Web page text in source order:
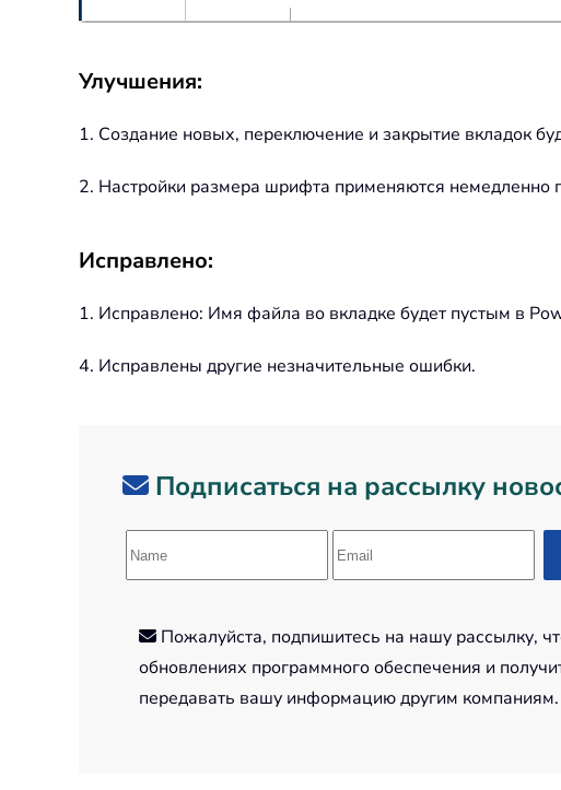
Улучшения:
1. Создание новых, переключение и закрытие вкладок
2. Настройки размера шрифта применяются немедленно
Исправлено:
1. Исправлено: Имя файла во вкладке будет пустым в
4. Исправлены другие незначительные ошибки.
Подписаться на рассылку
Пожалуйста, подпишитесь на нашу рассылку,
обновлениях программного обеспечения и
передавать вашу информацию другим компаниям.